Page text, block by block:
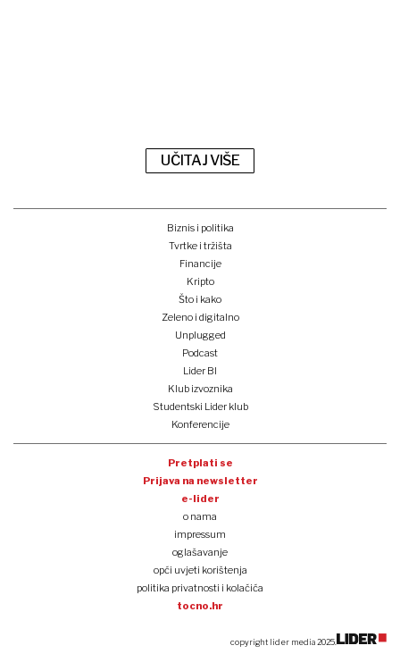
UČITAJ VIŠE
Biznis i politika
Tvrtke i tržišta
Financije
Kripto
Što i kako
Zeleno i digitalno
Unplugged
Podcast
Lider BI
Klub izvoznika
Studentski Lider klub
Konferencije
Pretplati se
Prijava na newsletter
e-lider
o nama
impressum
oglašavanje
opći uvjeti korištenja
politika privatnosti i kolačića
tocno.hr
copyright lider media 2025.